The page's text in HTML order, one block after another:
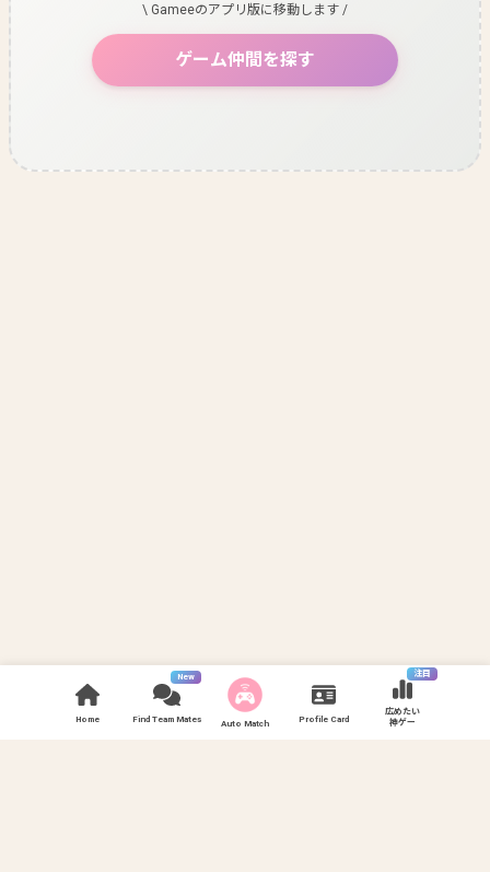
Home
New
Find Team Mates Auto Match Profile Card
注目
広めたい
神ゲー
\ Gameeのアプリ版に移動します /
ゲーム仲間を探す